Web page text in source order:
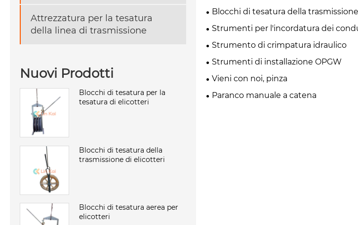
Attrezzatura per la tesatura
della linea di trasmissione
Nuovi Prodotti
Blocchi di tesatura per la
tesatura di elicotteri
Blocchi di tesatura della
trasmissione di elicotteri
Blocchi di tesatura aerea per
elicotteri
Blocchi di tesatura della trasmissione
Strumenti per l'incordatura dei
Strumento di crimpatura idraulico
Strumenti di installazione OPGW
Vieni con noi, pinza
Paranco manuale a catena